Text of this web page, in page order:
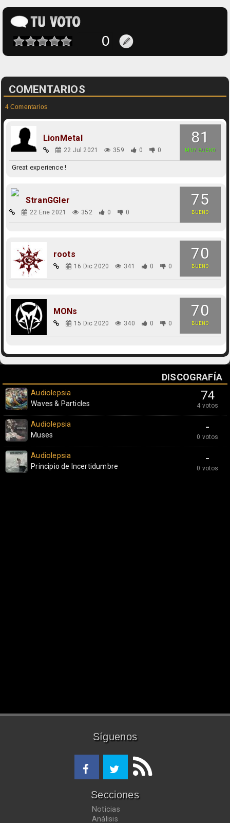
COMENTARIOS
4 Comentarios
81
MUY BUENO
LionMetal
22 Jul 2021 359 0 0
Great experience !
75
BUENO
StranGGler
22 Ene 2021 352 0 0
70
BUENO
roots
16 Dic 2020 341 0 0
70
BUENO
MONs
15 Dic 2020 340 0 0
DISCOGRAFÍA
74
4 votos
Audiolepsia
Waves & Particles
-
0 votos
Audiolepsia
Muses
-
0 votos
Audiolepsia
Principio de Incertidumbre
Síguenos
Secciones
Noticias
Análisis